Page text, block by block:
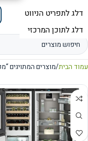
תפריט
עמוד הבית מוצרים המתויגים